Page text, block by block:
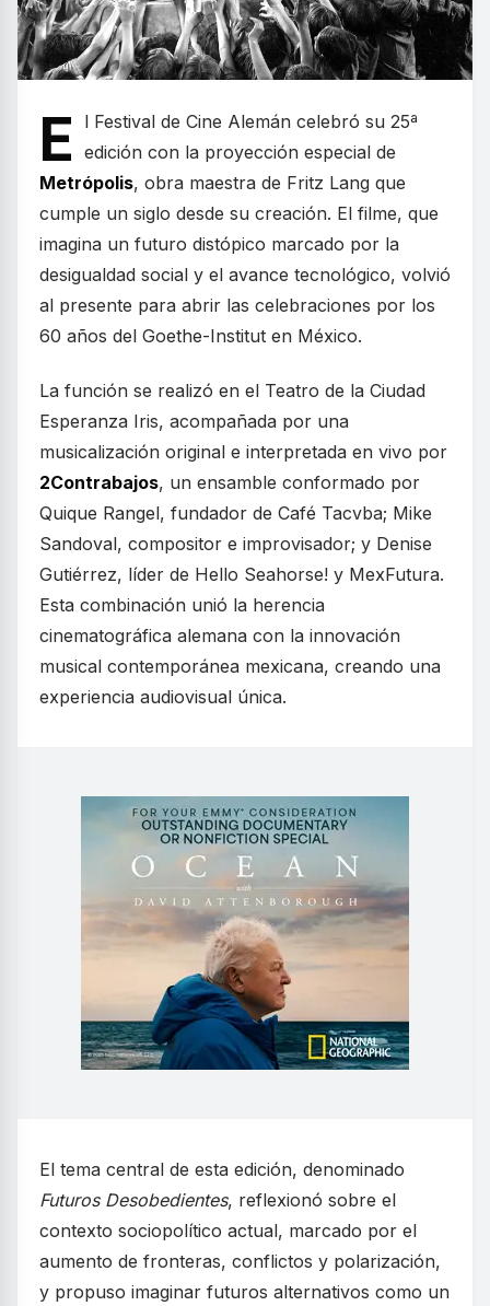
E
l Festival de Cine Alemán celebró su 25ª
edición con la proyección especial de
Metrópolis, obra maestra de Fritz Lang que
cumple un siglo desde su creación. El filme, que
imagina un futuro distópico marcado por la
desigualdad social y el avance tecnológico, volvió
al presente para abrir las celebraciones por los
60 años del Goethe-Institut en México.
La función se realizó en el Teatro de la Ciudad
Esperanza Iris, acompañada por una
musicalización original e interpretada en vivo por
2Contrabajos, un ensamble conformado por
Quique Rangel, fundador de Café Tacvba; Mike
Sandoval, compositor e improvisador; y Denise
Gutiérrez, líder de Hello Seahorse! y MexFutura.
Esta combinación unió la herencia
cinematográfica alemana con la innovación
musical contemporánea mexicana, creando una
experiencia audiovisual única.
El tema central de esta edición, denominado
Futuros Desobedientes, reflexionó sobre el
contexto sociopolítico actual, marcado por el
aumento de fronteras, conflictos y polarización,
y propuso imaginar futuros alternativos como un